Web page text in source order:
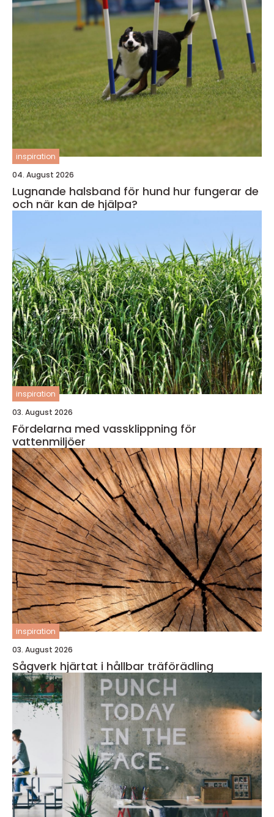
inspiration
04. August 2026
Lugnande halsband för hund hur fungerar de
och när kan de hjälpa?
inspiration
03. August 2026
Fördelarna med vassklippning för
vattenmiljöer
inspiration
03. August 2026
Sågverk hjärtat i hållbar träförädling